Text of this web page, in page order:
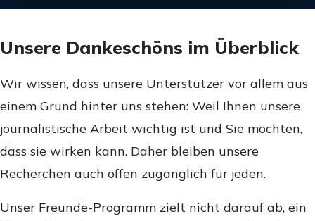
Unsere Dankeschöns im Überblick
Wir wissen, dass unsere Unterstützer vor allem aus
einem Grund hinter uns stehen: Weil Ihnen unsere
journalistische Arbeit wichtig ist und Sie möchten,
dass sie wirken kann. Daher bleiben unsere
Recherchen auch offen zugänglich für jeden.
Unser Freunde-Programm zielt nicht darauf ab, ein